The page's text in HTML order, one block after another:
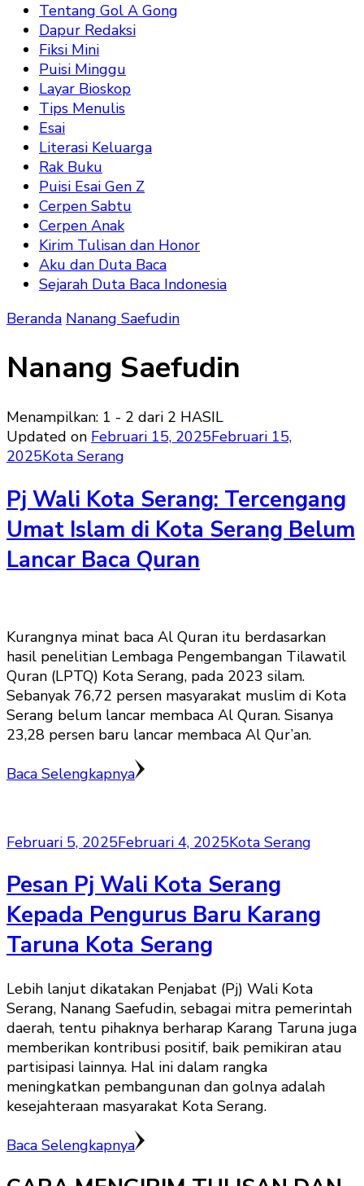
Tentang Gol A Gong
Dapur Redaksi
Fiksi Mini
Puisi Minggu
Layar Bioskop
Tips Menulis
Esai
Literasi Keluarga
Rak Buku
Puisi Esai Gen Z
Cerpen Sabtu
Cerpen Anak
Kirim Tulisan dan Honor
Aku dan Duta Baca
Sejarah Duta Baca Indonesia
Beranda Nanang Saefudin
Nanang Saefudin
Menampilkan: 1 - 2 dari 2 HASIL
Updated on Februari 15, 2025Februari 15,
2025Kota Serang
Pj Wali Kota Serang: Tercengang
Umat Islam di Kota Serang Belum
Lancar Baca Quran
Kurangnya minat baca Al Quran itu berdasarkan
hasil penelitian Lembaga Pengembangan Tilawatil
Quran (LPTQ) Kota Serang, pada 2023 silam.
Sebanyak 76,72 persen masyarakat muslim di Kota
Serang belum lancar membaca Al Quran. Sisanya
23,28 persen baru lancar membaca Al Qur’an.
Baca Selengkapnya
Februari 5, 2025Februari 4, 2025Kota Serang
Pesan Pj Wali Kota Serang
Kepada Pengurus Baru Karang
Taruna Kota Serang
Lebih lanjut dikatakan Penjabat (Pj) Wali Kota
Serang, Nanang Saefudin, sebagai mitra pemerintah
daerah, tentu pihaknya berharap Karang Taruna juga
memberikan kontribusi positif, baik pemikiran atau
partisipasi lainnya. Hal ini dalam rangka
meningkatkan pembangunan dan golnya adalah
kesejahteraan masyarakat Kota Serang.
Baca Selengkapnya